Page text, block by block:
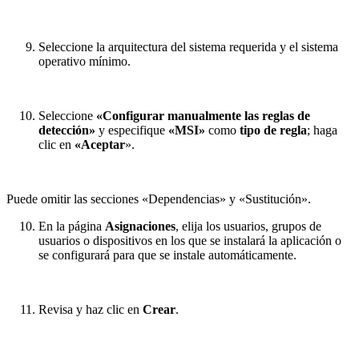
Seleccione la arquitectura del sistema requerida y el sistema
operativo mínimo.
Seleccione «Configurar manualmente las reglas de
detección» y especifique «MSI» como tipo de regla; haga
clic en «Aceptar».
Puede omitir las secciones «Dependencias» y «Sustitución».
En la página Asignaciones, elija los usuarios, grupos de
usuarios o dispositivos en los que se instalará la aplicación o
se configurará para que se instale automáticamente.
Revisa y haz clic en Crear.